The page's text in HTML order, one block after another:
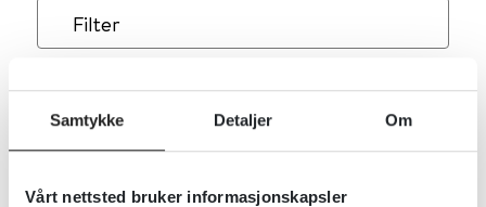
Samtykke Detaljer Om
Vårt nettsted bruker informasjonskapsler
Filter